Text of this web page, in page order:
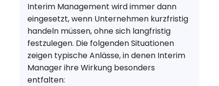
Interim Management wird immer dann
eingesetzt, wenn Unternehmen kurzfristig
handeln müssen, ohne sich langfristig
festzulegen. Die folgenden Situationen
zeigen typische Anlässe, in denen Interim
Manager ihre Wirkung besonders
entfalten: